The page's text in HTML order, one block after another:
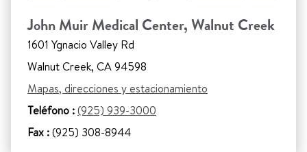
John Muir Medical Center, Walnut Creek
1601 Ygnacio Valley Rd
Walnut Creek, CA 94598
Mapas, direcciones y estacionamiento
Teléfono :(925) 939-3000
Fax :(925) 308-8944